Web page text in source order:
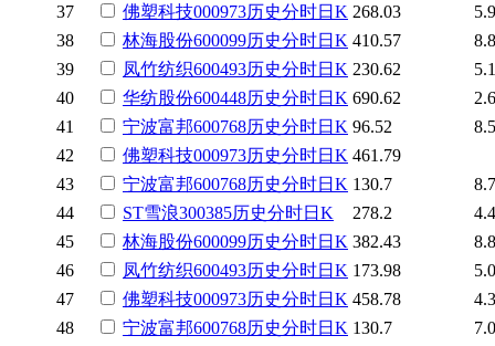
37
佛塑科技000973历史分时日K 268.03
38
林海股份600099历史分时日K 410.57
39
凤竹纺织600493历史分时日K 230.62
40
华纺股份600448历史分时日K 690.62
41
宁波富邦600768历史分时日K 96.52
42
佛塑科技000973历史分时日K 461.79
43
宁波富邦600768历史分时日K 130.7
44
ST雪浪300385历史分时日K 278.2
45
林海股份600099历史分时日K 382.43
46
凤竹纺织600493历史分时日K 173.98
47
佛塑科技000973历史分时日K 458.78
48
宁波富邦600768历史分时日K 130.7